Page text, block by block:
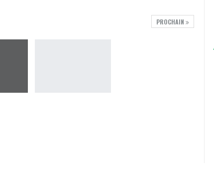
PROCHAIN